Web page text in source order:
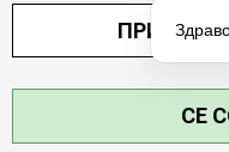
СЕ